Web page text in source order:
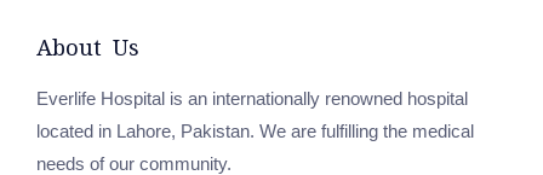
About Us
Everlife Hospital is an internationally renowned hospital
located in Lahore, Pakistan. We are fulfilling the medical
needs of our community.